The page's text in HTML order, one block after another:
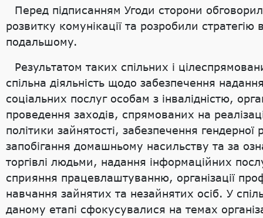
Перед підписанням Угоди сторони
розвитку комунікації та розробили стратегію
подальшому.
Результатом таких спільних і
спільна діяльність щодо забезпечення
соціальних послуг особам з інвалідністю,
проведення заходів, спрямованих на
політики зайнятості, забезпечення гендерної
запобігання домашньому насильству та за
торгівлі людьми, надання інформаційних
сприяння працевлаштуванню, організації
навчання зайнятих та незайнятих осіб. У
даному етапі сфокусувалися на темах